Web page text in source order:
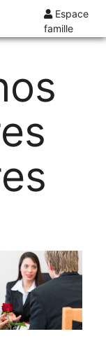
Espace
famille